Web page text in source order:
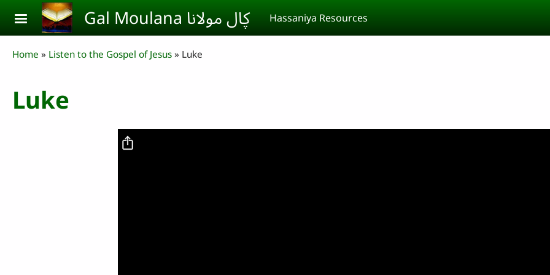
Skip to main content Gal Moulana ڮال مولانا Hassaniya Resources
Breadcrumb
Home Listen to the Gospel of Jesus Luke
Luke